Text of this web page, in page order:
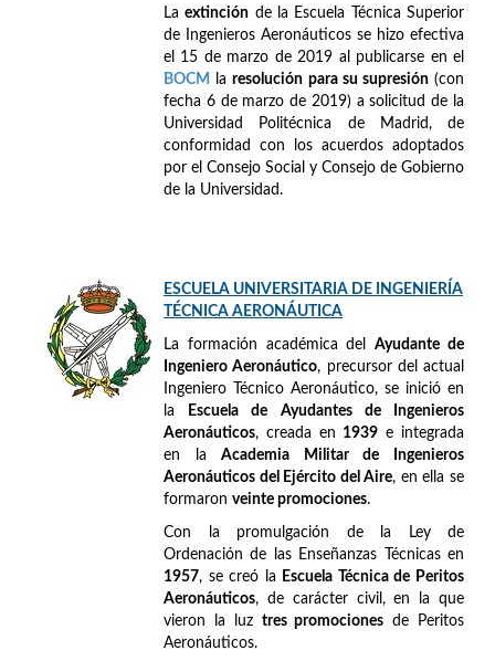
Laextinción de la Escuela Técnica Superior
de Ingenieros Aeronáuticos se hizo efectiva
el 15 de marzo de 2019 al publicarse en el
BOCM
laresolución para su supresión(con
fecha 6 de marzo de 2019) a solicitud de la
Universidad Politécnica de Madrid, de
conformidad con los acuerdos adoptados
por el Consejo Social y Consejo de Gobierno
de la Universidad.
ESCUELA UNIVERSITARIA DE INGENIERÍA
TÉCNICA AERONÁUTICA
La formación académica delAyudante de
Ingeniero Aeronáutico, precursor del actual
Ingeniero Técnico Aeronáutico, se inició en
la
Escuela de Ayudantes de Ingenieros
Aeronáuticos, creada en 1939 e integrada
en laAcademia Militar de Ingenieros
Aeronáuticos del Ejército del Aire, en ella se
formaron veinte promociones.
Con la promulgación de la Ley de
Ordenación de las Enseñanzas Técnicas en
1957, se creó la
Escuela Técnica de Peritos
Aeronáuticos, de carácter civil, en la que
vieron la luz tres promociones de Peritos
Aeronáuticos.